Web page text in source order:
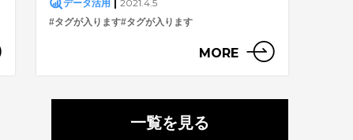
データ活用 2021.4.5
#タグが入ります#タグが入ります
MORE
一覧を見る